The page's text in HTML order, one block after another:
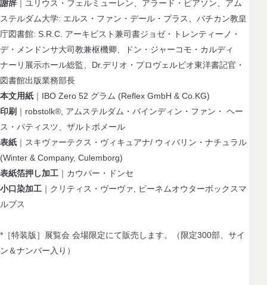
謝辞 ｜ユリウス・フェルミューレン、アラード・ピアソン、アム
ステルダム大学: エルス・ファン・デール・プラス、バチカン教皇
庁図書館: S.R.C. アーキビスト兼司書ジョゼ・トレンティーノ・
デ・メンドンサ大司教兼枢機卿、ドン・ジャーコモ・カルディ
ナーリ展示ホール総監、Dr.デリオ・プロヴェルビオ東洋書記官・
図書館出版業務部長
本文用紙 ｜IBO Zero 52 グラム (Reflex GmbH & Co.KG)
印刷 ｜robstolk®, アムステルダム・バインディン・ファン・ ヘー
ス・パティスツ、ザルトボメール
表紙 ｜スキヴァーテクス・ヴィキュアナ/ ウィバリン・ナチュラル
(Winter & Company, Culemborg)
表紙箔押し加工 ｜カウパー・ドンセ
小口染加工 ｜クリティス・ヴーヴァ, ビーネムオウターボックスマ
ルブス
*［特装版］展覧会 会場限定にて販売します。（限定300部、サイ
ン＆ナンバー入り）